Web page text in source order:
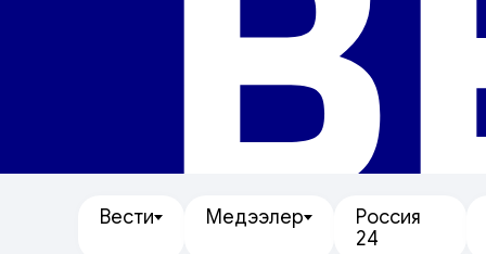
Вести Медээлер
Россия
24